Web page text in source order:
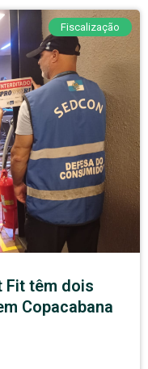
Fiscalização
Fit têm dois
Copacabana